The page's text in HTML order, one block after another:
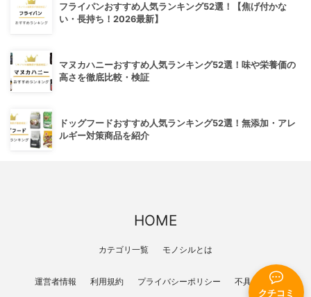
クチコミ
フライパンおすすめ人気ランキング52選！【焦げ付かな
い・長持ち！2026最新】
マヌカハニーおすすめ人気ランキング52選！味や栄養価の
高さを徹底比較・検証
ドッグフードおすすめ人気ランキング52選！無添加・アレ
ルギー対策商品を紹介
HOME
カテゴリ一覧 モノシルとは
運営者情報 利用規約 プライバシーポリシー 不具合報告